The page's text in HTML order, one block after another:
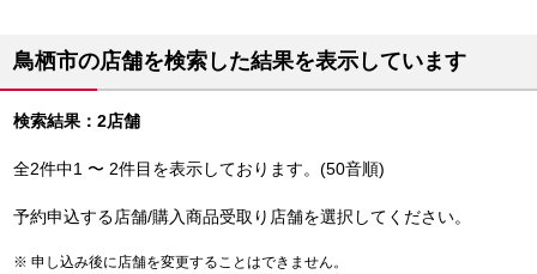
鳥栖市の店舗を検索した結果を表示しています
検索結果：2店舗
全2件中1 〜 2件目を表示しております。(50音順)
予約申込する店舗/購入商品受取り店舗を選択してください。
申し込み後に店舗を変更することはできません。